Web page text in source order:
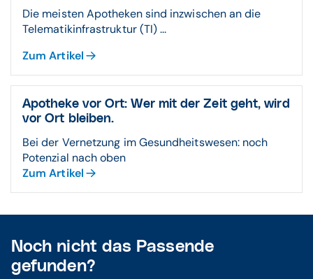
Die meisten Apotheken sind inzwischen an die
Telematikinfrastruktur (TI) ...
Zum Artikel
Apotheke vor Ort: Wer mit der Zeit geht, wird
vor Ort bleiben.
Bei der Vernetzung im Gesundheitswesen: noch
Potenzial nach oben
Zum Artikel
Noch nicht das Passende
gefunden?